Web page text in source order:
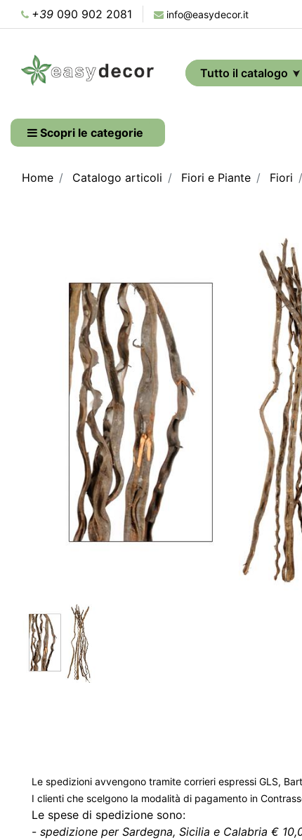
+39 090 902 2081 info@easydecor.it
Scopri le categorie
Home Catalogo articoli Fiori e Piante Fiori
Le spedizioni avvengono tramite corrieri espressi GLS,
I clienti che scelgono la modalità di pagamento in
Le spese di spedizione sono:
- spedizione per Sardegna, Sicilia e Calabria €